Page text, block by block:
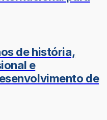
de história,
e
de